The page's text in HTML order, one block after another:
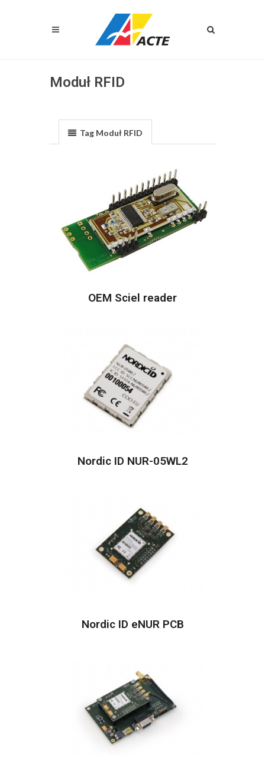
Moduł RFID
Tag Moduł RFID
OEM Sciel reader
Nordic ID NUR-05WL2
Nordic ID eNUR PCB